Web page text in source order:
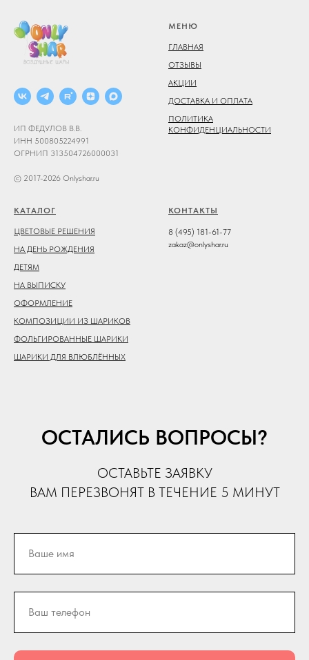
ИП ФЕДУЛОВ В.В.
ИНН 500805224991
ОГРНИП 313504726000031
© 2017-2026 Onlyshar.ru
МЕНЮ
ГЛАВНАЯ
ОТЗЫВЫ
АКЦИИ
ДОСТАВКА И ОПЛАТА
ПОЛИТИКА
КОНФИДЕНЦИАЛЬНОСТИ
КАТАЛОГ
ЦВЕТОВЫЕ РЕШЕНИЯ
НА ДЕНЬ РОЖДЕНИЯ
ДЕТЯМ
НА ВЫПИСКУ
ОФОРМЛЕНИЕ
КОМПОЗИЦИИ ИЗ ШАРИКОВ
ФОЛЬГИРОВАННЫЕ ШАРИКИ
ШАРИКИ ДЛЯ ВЛЮБЛЁННЫХ
КОНТАКТЫ
8 (495) 181-61-77
zakaz@onlyshar.ru
ОСТАЛИСЬ ВОПРОСЫ?
ОСТАВЬТЕ ЗАЯВКУ
ВАМ ПЕРЕЗВОНЯТ В ТЕЧЕНИЕ 5 МИНУТ